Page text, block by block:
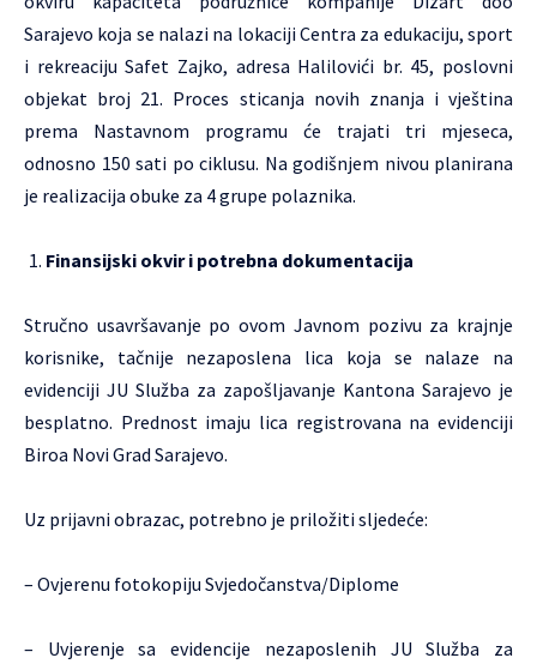
Sarajevo koja se nalazi na lokaciji Centra za edukaciju, sport
i rekreaciju Safet Zajko, adresa Halilovići br. 45, poslovni
objekat broj 21. Proces sticanja novih znanja i vještina
prema Nastavnom programu će trajati tri mjeseca,
odnosno 150 sati po ciklusu. Na godišnjem nivou planirana
je realizacija obuke za 4 grupe polaznika.
Finansijski okvir i potrebna dokumentacija
Stručno usavršavanje po ovom Javnom pozivu za krajnje
korisnike, tačnije nezaposlena lica koja se nalaze na
evidenciji JU Služba za zapošljavanje Kantona Sarajevo je
besplatno. Prednost imaju lica registrovana na evidenciji
Biroa Novi Grad Sarajevo.
Uz prijavni obrazac, potrebno je priložiti sljedeće:
– Ovjerenu fotokopiju Svjedočanstva/Diplome
– Uvjerenje sa evidencije nezaposlenih JU Služba za